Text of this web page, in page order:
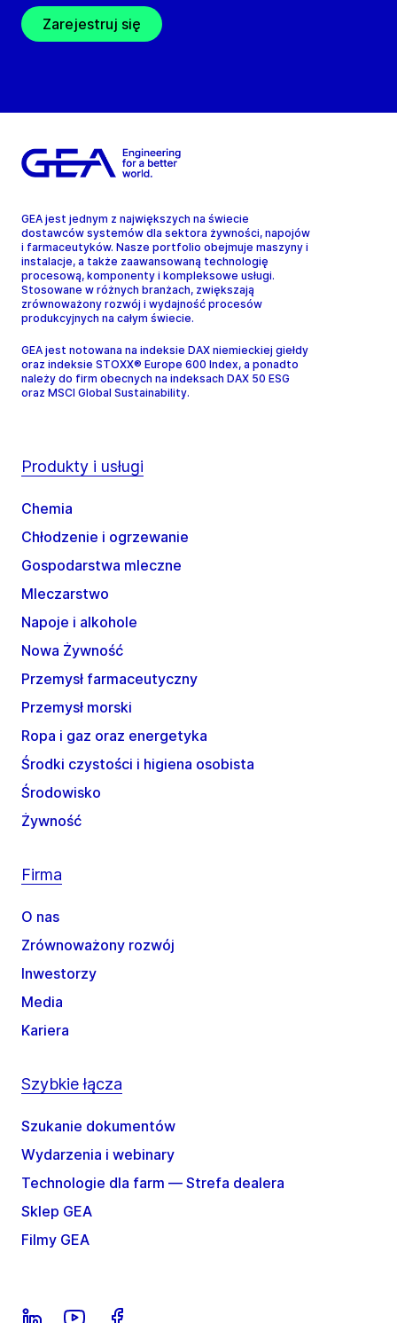
Zarejestruj się
GEA jest jednym z największych na świecie
dostawców systemów dla sektora żywności, napojów
i farmaceutyków. Nasze portfolio obejmuje maszyny i
instalacje, a także zaawansowaną technologię
procesową, komponenty i kompleksowe usługi.
Stosowane w różnych branżach, zwiększają
zrównoważony rozwój i wydajność procesów
produkcyjnych na całym świecie.
GEA jest notowana na indeksie DAX niemieckiej giełdy
oraz indeksie STOXX® Europe 600 Index, a ponadto
należy do firm obecnych na indeksach DAX 50 ESG
oraz MSCI Global Sustainability.
Produkty i usługi
Chemia
Chłodzenie i ogrzewanie
Gospodarstwa mleczne
Mleczarstwo
Napoje i alkohole
Nowa Żywność
Przemysł farmaceutyczny
Przemysł morski
Ropa i gaz oraz energetyka
Środki czystości i higiena osobista
Środowisko
Żywność
Firma
O nas
Zrównoważony rozwój
Inwestorzy
Media
Kariera
Szybkie łącza
Szukanie dokumentów
Wydarzenia i webinary
Technologie dla farm — Strefa dealera
Sklep GEA
Filmy GEA